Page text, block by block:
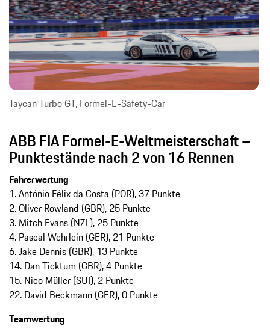
Taycan Turbo GT, Formel-E-Safety-Car
ABB FIA Formel-E-Weltmeisterschaft –
Punktestände nach 2 von 16 Rennen
Fahrerwertung
1. António Félix da Costa (POR), 37 Punkte
2. Oliver Rowland (GBR), 25 Punkte
3. Mitch Evans (NZL), 25 Punkte
4. Pascal Wehrlein (GER), 21 Punkte
6. Jake Dennis (GBR), 13 Punkte
14. Dan Ticktum (GBR), 4 Punkte
15. Nico Müller (SUI), 2 Punkte
22. David Beckmann (GER), 0 Punkte
Teamwertung